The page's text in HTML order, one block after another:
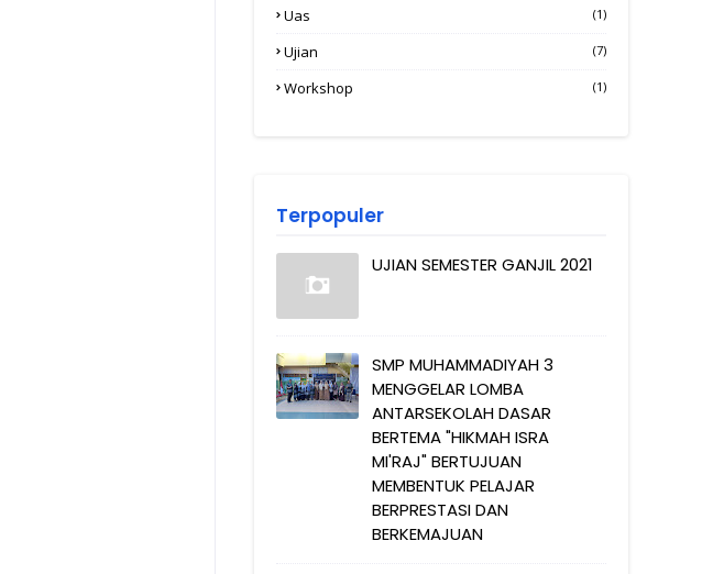
Uas (1)
Ujian (7)
Workshop (1)
Terpopuler
UJIAN SEMESTER GANJIL 2021
SMP MUHAMMADIYAH 3
MENGGELAR LOMBA
ANTARSEKOLAH DASAR
BERTEMA "HIKMAH ISRA
MI'RAJ" BERTUJUAN
MEMBENTUK PELAJAR
BERPRESTASI DAN
BERKEMAJUAN